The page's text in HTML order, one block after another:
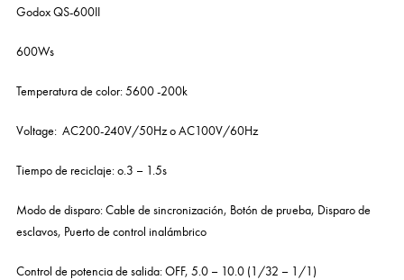
Godox QS-600II
600Ws
Temperatura de color: 5600 -200k
Voltage: AC200-240V/50Hz o AC100V/60Hz
Tiempo de reciclaje: o.3 – 1.5s
Modo de disparo: Cable de sincronización, Botón de prueba, Disparo de
esclavos, Puerto de control inalámbrico
Control de potencia de salida: OFF, 5.0 – 10.0 (1/32 – 1/1)